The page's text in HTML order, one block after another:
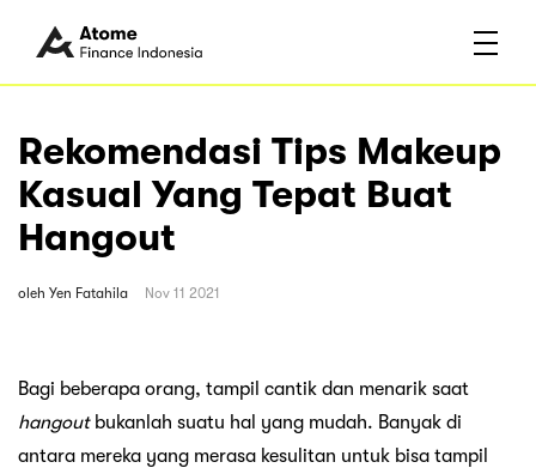
Rekomendasi Tips Makeup
Kasual Yang Tepat Buat
Hangout
oleh Yen Fatahila Nov 11 2021
Bagi beberapa orang, tampil cantik dan menarik saat
hangoutbukanlah suatu hal yang mudah. Banyak di
antara mereka yang merasa kesulitan untuk bisa tampil